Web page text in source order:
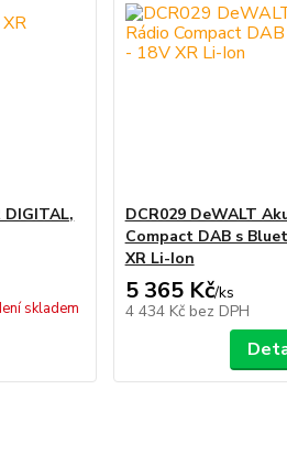
skladem
DCR029 DeWALT
Compact DAB s
XR Li-Ion
5 365 Kč/ks
4 434 Kč bez DPH